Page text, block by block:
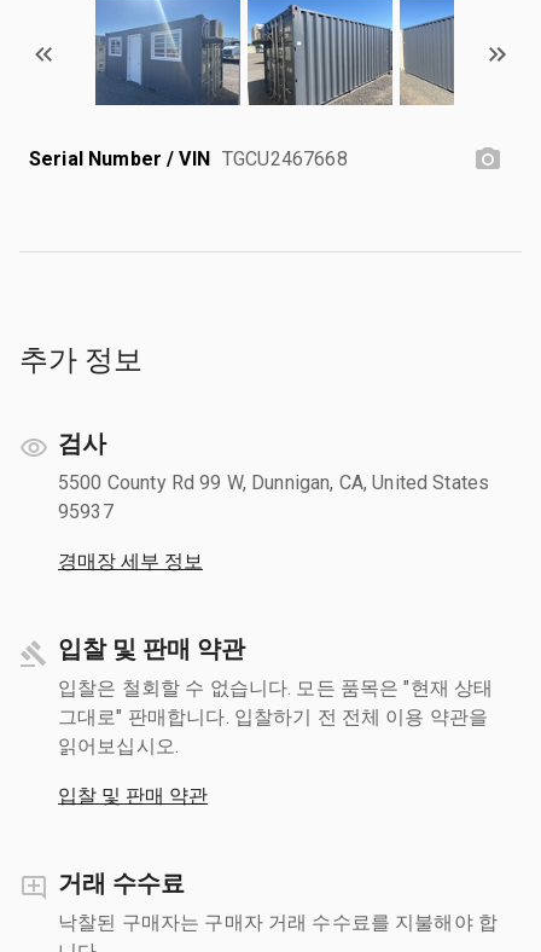
Serial Number / VIN TGCU2467668
추가 정보
검사
5500 County Rd 99 W, Dunnigan, CA, United States
95937
경매장 세부 정보
입찰 및 판매 약관
입찰은 철회할 수 없습니다. 모든 품목은 "현재 상태
그대로" 판매합니다. 입찰하기 전 전체 이용 약관을
읽어보십시오.
입찰 및 판매 약관
거래 수수료
낙찰된 구매자는 구매자 거래 수수료를 지불해야 합